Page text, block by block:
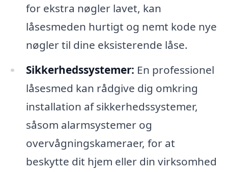
for ekstra nøgler lavet, kan
låsesmeden hurtigt og nemt kode nye
nøgler til dine eksisterende låse.
Sikkerhedssystemer: En professionel
låsesmed kan rådgive dig omkring
installation af sikkerhedssystemer,
såsom alarmsystemer og
overvågningskameraer, for at
beskytte dit hjem eller din virksomhed